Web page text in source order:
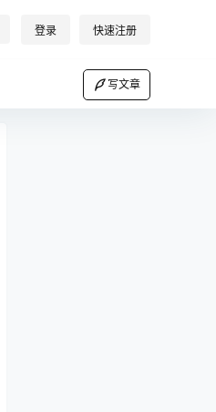
登录 快速注册
写文章